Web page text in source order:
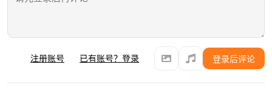
注册账号 已有账号？登录 登录后评论